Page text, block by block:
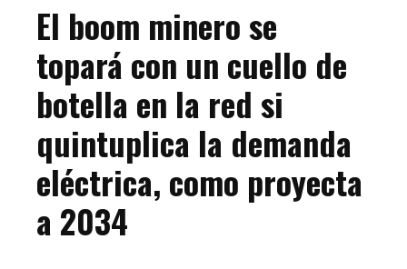
El boom minero se
topará con un cuello de
botella en la red si
quintuplica la demanda
eléctrica, como proyecta
a 2034